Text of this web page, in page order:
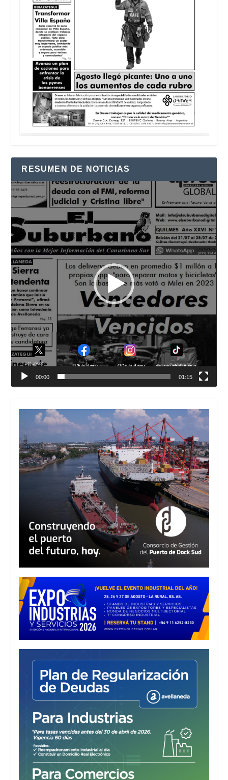
RESUMEN DE NOTICIAS
Reproductor
de
vídeo
00:00 01:15